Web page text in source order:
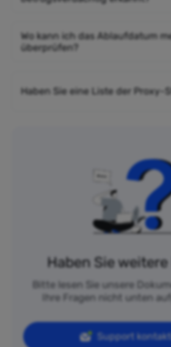
Wo kann ich das Ablaufdatum
überprüfen?
Haben Sie eine Liste der Proxy-
Haben Sie
Bitte lesen Sie unsere
Ihre Fragen nicht unten
Support